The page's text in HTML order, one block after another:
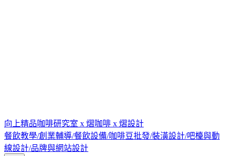
向上精品咖啡研究室 x 熠咖啡 x 熠設計
餐飲教學/創業輔導/餐飲設備/咖啡豆批發/裝潢設計/吧檯與動
線設計/品牌與網站設計